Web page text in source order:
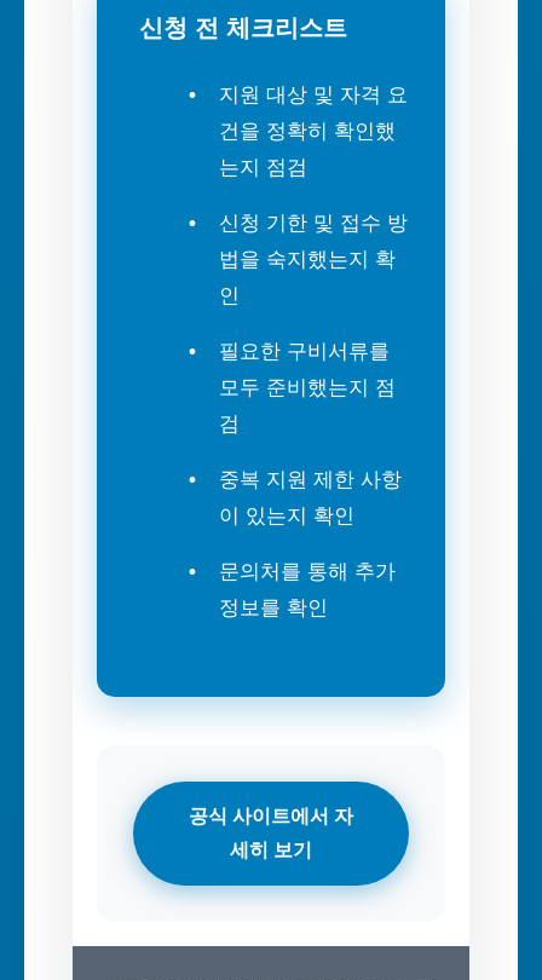
신청 전 체크리스트
지원 대상 및 자격 요
건을 정확히 확인했
는지 점검
신청 기한 및 접수 방
법을 숙지했는지 확
인
필요한 구비서류를
모두 준비했는지 점
검
중복 지원 제한 사항
이 있는지 확인
문의처를 통해 추가
정보를 확인
공식 사이트에서 자
세히 보기